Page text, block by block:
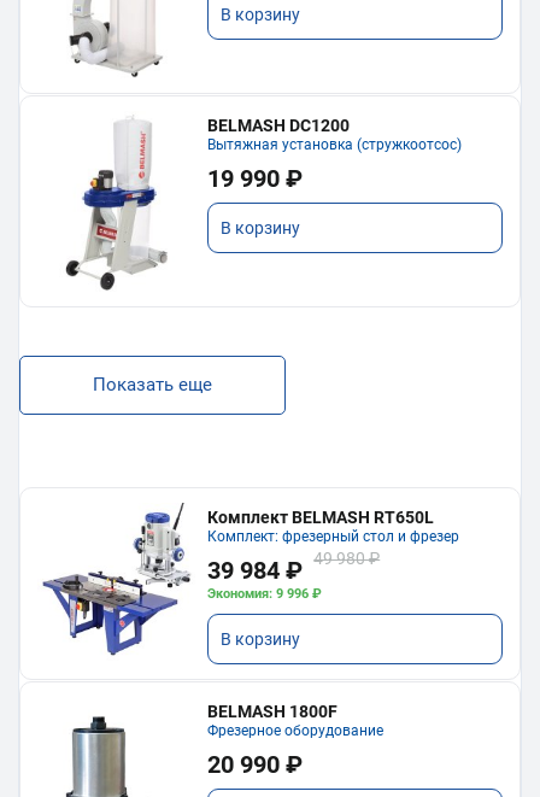
В корзину
BELMASH DC1200
Вытяжная установка (стружкоотсос)
19 990 ₽
В корзину
Показать еще
Комплект BELMASH RT650L
Комплект: фрезерный стол и фрезер
39 984 ₽ 49 980 ₽
Экономия: 9 996 ₽
В корзину
BELMASH 1800F
Фрезерное оборудование
20 990 ₽